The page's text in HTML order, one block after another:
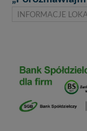
INFORMACJE